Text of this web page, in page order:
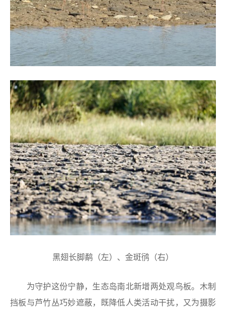
黑翅长脚鹬（左）、金斑鸻（右）
为守护这份宁静，生态岛南北新增两处观鸟板。木制
挡板与芦竹丛巧妙遮蔽，既降低人类活动干扰，又为摄影